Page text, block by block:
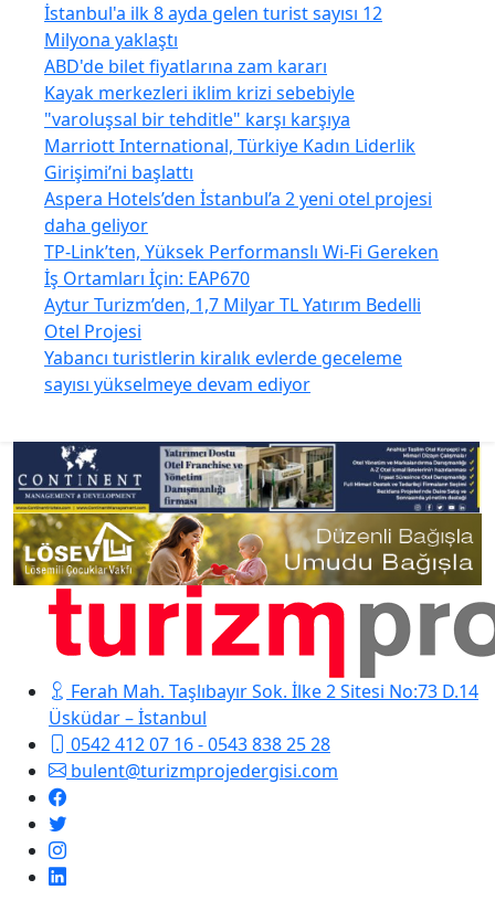
İstanbul'a ilk 8 ayda gelen turist sayısı 12
Milyona yaklaştı
ABD'de bilet fiyatlarına zam kararı
Kayak merkezleri iklim krizi sebebiyle
"varoluşsal bir tehditle" karşı karşıya
Marriott International, Türkiye Kadın Liderlik
Girişimi’ni başlattı
Aspera Hotels’den İstanbul’a 2 yeni otel projesi
daha geliyor
TP-Link’ten, Yüksek Performanslı Wi-Fi Gereken
İş Ortamları İçin: EAP670
Aytur Turizm’den, 1,7 Milyar TL Yatırım Bedelli
Otel Projesi
Yabancı turistlerin kiralık evlerde geceleme
sayısı yükselmeye devam ediyor
Ferah Mah. Taşlıbayır Sok. İlke 2 Sitesi No:73 D.14
Üsküdar – İstanbul
0542 412 07 16 - 0543 838 25 28
bulent@turizmprojedergisi.com